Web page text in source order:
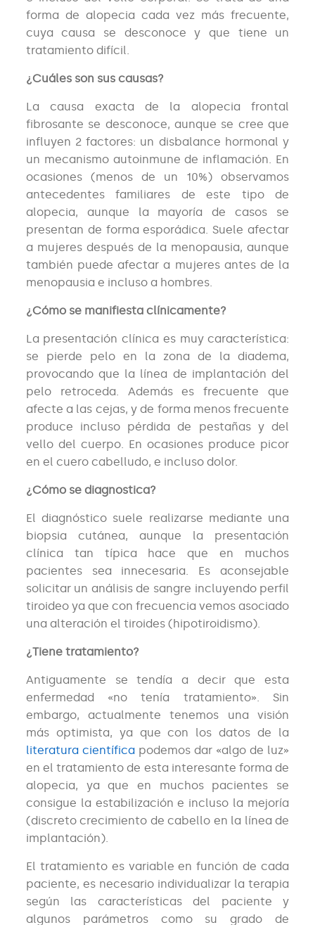
forma de alopecia cada vez más frecuente,
cuya causa se desconoce y que tiene un
tratamiento difícil.
¿Cuáles son sus causas?
La causa exacta de la alopecia frontal
fibrosante se desconoce, aunque se cree que
influyen 2 factores: un disbalance hormonal y
un mecanismo autoinmune de inflamación. En
ocasiones (menos de un 10%) observamos
antecedentes familiares de este tipo de
alopecia, aunque la mayoría de casos se
presentan de forma esporádica. Suele afectar
a mujeres después de la menopausia, aunque
también puede afectar a mujeres antes de la
menopausia e incluso a hombres.
¿Cómo se manifiesta clínicamente?
La presentación clínica es muy característica:
se pierde pelo en la zona de la diadema,
provocando que la línea de implantación del
pelo retroceda. Además es frecuente que
afecte a las cejas, y de forma menos frecuente
produce incluso pérdida de pestañas y del
vello del cuerpo. En ocasiones produce picor
en el cuero cabelludo, e incluso dolor.
¿Cómo se diagnostica?
El diagnóstico suele realizarse mediante una
biopsia cutánea, aunque la presentación
clínica tan típica hace que en muchos
pacientes sea innecesaria. Es aconsejable
solicitar un análisis de sangre incluyendo perfil
tiroideo ya que con frecuencia vemos asociado
una alteración el tiroides (hipotiroidismo).
¿Tiene tratamiento?
Antiguamente se tendía a decir que esta
enfermedad «no tenía tratamiento». Sin
embargo, actualmente tenemos una visión
más optimista, ya que con los datos de la
literatura científicapodemos dar «algo de luz»
en el tratamiento de esta interesante forma de
alopecia, ya que en muchos pacientes se
consigue la estabilización e incluso la mejoría
(discreto crecimiento de cabello en la línea de
implantación).
El tratamiento es variable en función de cada
paciente, es necesario individualizar la terapia
según las características del paciente y
algunos parámetros como su grado de